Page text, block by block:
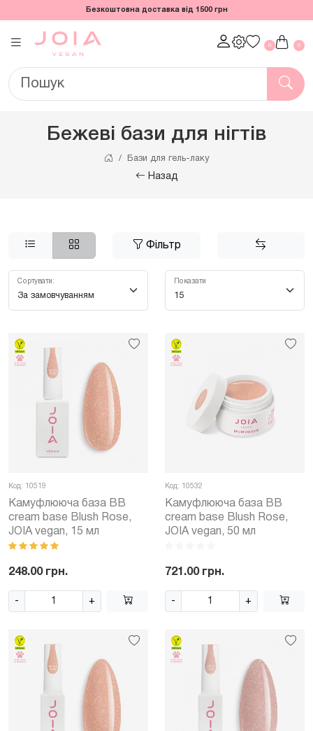
Безкоштовна доставка від 1500 грн
0 0
Бежеві бази для нігтів
Бази для гель-лаку
Назад
Фільтр
Сортувати: Показати
Код: 10519
Камуфлююча база BB
cream base Blush Rose,
JOIA vegan, 15 мл
248.00 грн.
- +
Код: 10532
Камуфлююча база BB
cream base Blush Rose,
JOIA vegan, 50 мл
721.00 грн.
- +